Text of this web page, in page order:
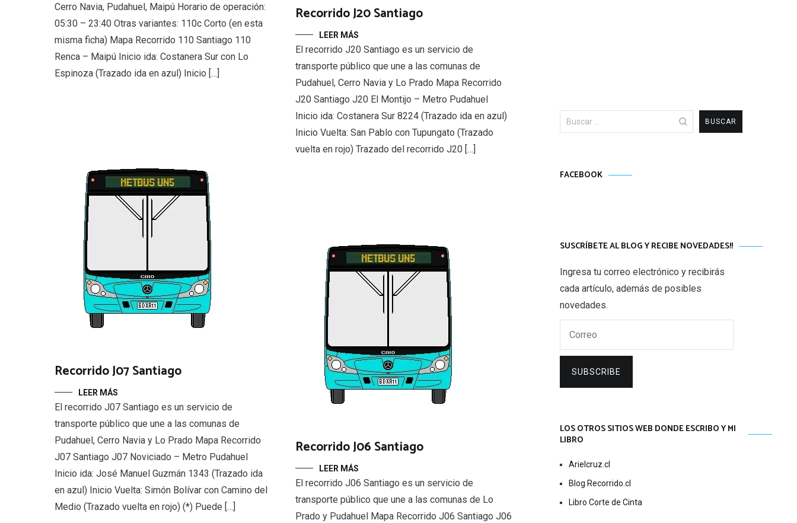
Cerro Navia, Pudahuel, Maipú Horario de operación:
05:30 – 23:40 Otras variantes: 110c Corto (en esta
misma ficha) Mapa Recorrido 110 Santiago 110
Renca – Maipú Inicio ida: Costanera Sur con Lo
Espinoza (Trazado ida en azul) Inicio […]
Recorrido J20 Santiago
LEER MÁS
El recorrido J20 Santiago es un servicio de
transporte público que une a las comunas de
Pudahuel, Cerro Navia y Lo Prado Mapa Recorrido
J20 Santiago J20 El Montijo – Metro Pudahuel
Inicio ida: Costanera Sur 8224 (Trazado ida en azul)
Inicio Vuelta: San Pablo con Tupungato (Trazado
vuelta en rojo) Trazado del recorrido J20 […]
Recorrido J07 Santiago
LEER MÁS
El recorrido J07 Santiago es un servicio de
transporte público que une a las comunas de
Pudahuel, Cerro Navia y Lo Prado Mapa Recorrido
J07 Santiago J07 Noviciado – Metro Pudahuel
Inicio ida: José Manuel Guzmán 1343 (Trazado ida
en azul) Inicio Vuelta: Simón Bolívar con Camino del
Medio (Trazado vuelta en rojo) (*) Puede […]
Recorrido J06 Santiago
LEER MÁS
El recorrido J06 Santiago es un servicio de
transporte público que une a las comunas de Lo
Prado y Pudahuel Mapa Recorrido J06 Santiago J06
Buscar:
FACEBOOK
SUSCRÍBETE AL BLOG Y RECIBE NOVEDADES!!
Ingresa tu correo electrónico y recibirás
cada artículo, además de posibles
novedades.
SUBSCRIBE
LOS OTROS SITIOS WEB DONDE ESCRIBO Y MI
LIBRO
Arielcruz.cl
Blog Recorrido.cl
Libro Corte de Cinta